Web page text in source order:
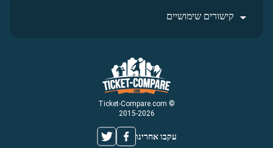
© Ticket-Compare.com
2015-2026
עקבו אחרינו
קישורים שימושיים